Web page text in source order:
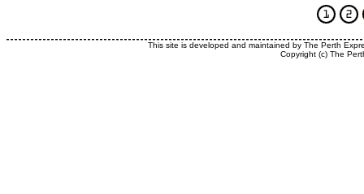
This site is developed and maintained by The Perth
Copyright (c) The